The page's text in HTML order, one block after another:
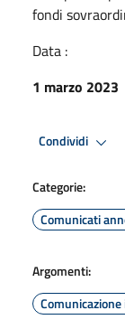
fondi
Data :
1 marzo 2023
Condividi
Categorie:
Comunicati
Argomenti: